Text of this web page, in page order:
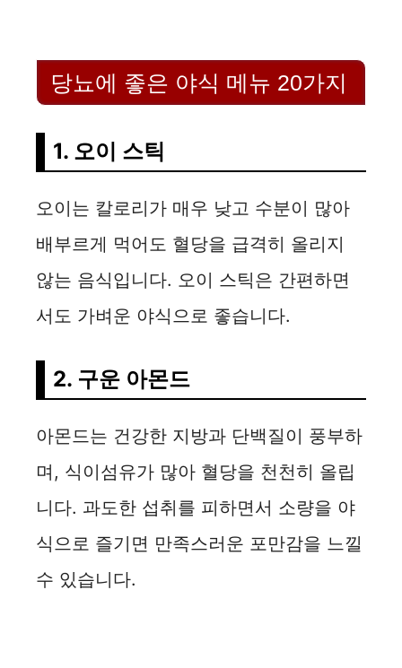
e
당뇨에 좋은 야식 메뉴 20가지
1. 오이 스틱
오이는 칼로리가 매우 낮고 수분이 많아
배부르게 먹어도 혈당을 급격히 올리지
않는 음식입니다. 오이 스틱은 간편하면
서도 가벼운 야식으로 좋습니다.
2. 구운 아몬드
아몬드는 건강한 지방과 단백질이 풍부하
며, 식이섬유가 많아 혈당을 천천히 올립
니다. 과도한 섭취를 피하면서 소량을 야
식으로 즐기면 만족스러운 포만감을 느낄
수 있습니다.